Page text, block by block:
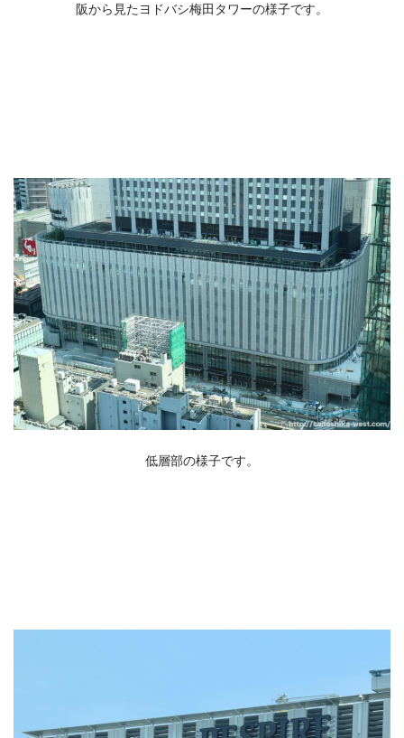
阪から見たヨドバシ梅田タワーの様子です。
低層部の様子です。